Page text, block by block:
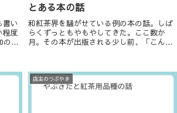
書い
程度
の大
ずひ
とある本の話
和紅茶界を騒がせている例の本の話。しば
らくずっともやもやしてきた。ここ数か
月。その本が出版される少し前、「こんな
とも。寝耳に水の話だったので、本ってこ
うやって何も知ら...
店主のつぶやき